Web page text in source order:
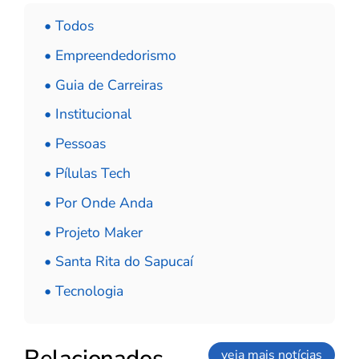
• Todos
• Empreendedorismo
• Guia de Carreiras
• Institucional
• Pessoas
• Pílulas Tech
• Por Onde Anda
• Projeto Maker
• Santa Rita do Sapucaí
• Tecnologia
veja mais notícias